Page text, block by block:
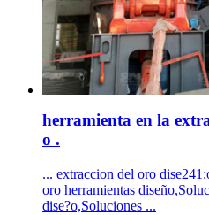
herramienta en la
o .
... extraccion del oro
oro herramientas
dise?o,Soluciones ...